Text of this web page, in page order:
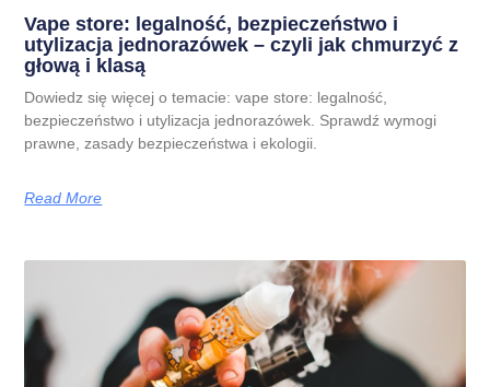
Vape store: legalność, bezpieczeństwo i
utylizacja jednorazówek – czyli jak chmurzyć z
głową i klasą
Dowiedz się więcej o temacie: vape store: legalność,
bezpieczeństwo i utylizacja jednorazówek. Sprawdź wymogi
prawne, zasady bezpieczeństwa i ekologii.
Read More